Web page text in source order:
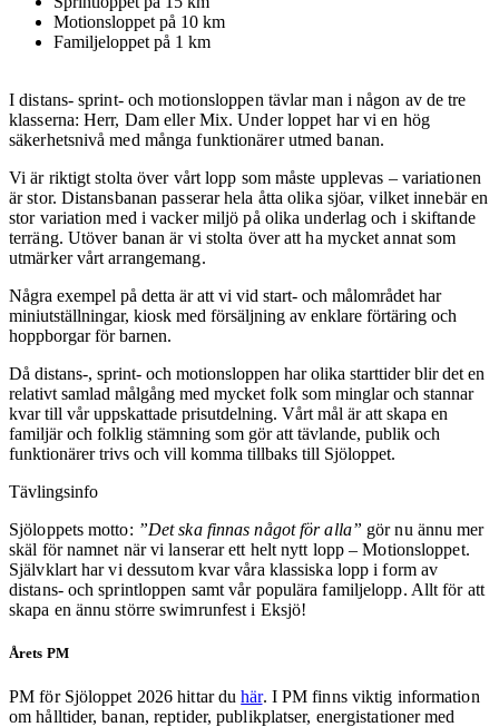
Motionsloppet på 10 km
Familjeloppet på 1 km
I distans- sprint- och motionsloppen tävlar man i någon av de tre
klasserna: Herr, Dam eller Mix.Under loppet har vi en hög
säkerhetsnivå med många funktionärer utmed banan.
Vi är riktigt stolta över vårt lopp som måste upplevas – variationen
är stor. Distansbanan passerar hela åtta olika sjöar, vilket innebär en
stor variation med i vacker miljö på olika underlag och i skiftande
terräng. Utöver banan är vi stolta över att ha mycket annat som
utmärker vårt arrangemang.
Några exempel på detta är att vi vid start- och målområdet har
miniutställningar, kiosk med försäljning av enklare förtäring och
hoppborgar för barnen.
Då distans-, sprint- och motionsloppen har olika starttider blir det en
relativt samlad målgång med mycket folk som minglar och stannar
kvar till vår uppskattade prisutdelning. Vårt mål är att skapa en
familjär och folklig stämning som gör att tävlande, publik och
funktionärer trivs och vill komma tillbaks till Sjöloppet.
Tävlingsinfo
Sjöloppets motto: ”Det ska finnas något för alla” gör nu ännu mer
skäl för namnet när vi lanserar ett helt nytt lopp – Motionsloppet.
Självklart har vi dessutom kvar våra klassiska lopp i form av
distans- och sprintloppen samt vår populära familjelopp. Allt för att
skapa en ännu större swimrunfest i Eksjö!
Årets PM
PM för Sjöloppet 2026 hittar duhär. I PM finns viktig information
om hålltider, banan, reptider, publikplatser, energistationer med